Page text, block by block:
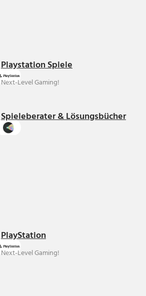
Playstation Spiele
Next-Level Gaming!
Spieleberater & Lösungsbücher
PlayStation
Next-Level Gaming!